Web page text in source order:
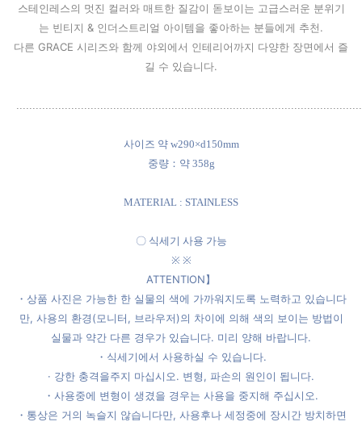
스테인레스의 멋진 컬러와 매트한 질감이 돋보이는 고급스러운 분위기
는 빈티지 & 인더스트리얼 아이템을 좋아하는 분들에게 추천.
다른 GRACE 시리즈와 함께 야외에서 인테리어까지 다양한 장면에서 즐
길 수 있습니다.
사이즈 약 w290×d150mm
중량：약 358g
MATERIAL : STAINLESS
〇 식세기 사용 가능
※ ※
ATTENTION】
・상품 사진은 가능한 한 실물의 색에 가까워지도록 노력하고 있습니다
만, 사용의 환경(모니터, 브라우저)의 차이에 의해 색의 보이는 방법이
실물과 약간 다른 경우가 있습니다. 미리 양해 바랍니다.
・식세기에서 사용하실 수 있습니다.
· 강한 충격을주지 마십시오. 변형, 파손의 원인이 됩니다.
・사용중에 변형이 생겼을 경우는 사용을 중지해 주십시오.
・통상은 거의 녹슬지 않습니다만, 사용후나 세정중에 장시간 방치하면